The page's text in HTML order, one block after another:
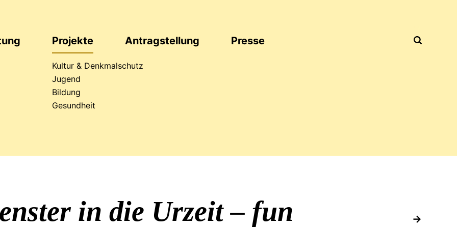
Projekte
Kultur & Denkmalschutz
Jugend
Bildung
Gesundheit
Antragstellung Presse
in die Urzeit – fun